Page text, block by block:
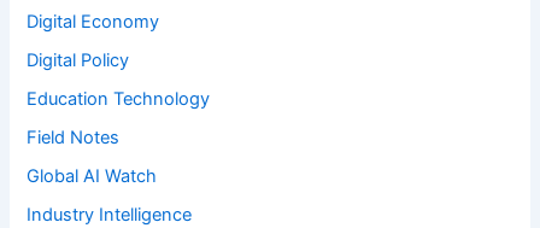
Digital Economy
Digital Policy
Education Technology
Field Notes
Global AI Watch
Industry Intelligence